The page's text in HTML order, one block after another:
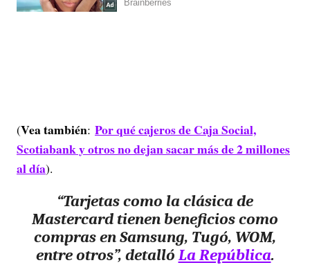
(Vea también: Por qué cajeros de Caja Social,
Scotiabank y otros no dejan sacar más de 2 millones
al día).
“Tarjetas como la clásica de
Mastercard tienen beneficios como
compras en Samsung, Tugó, WOM,
entre otros”, detalló La República.